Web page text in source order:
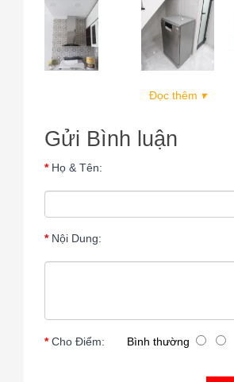
Đọc thêm ▾
Gửi Bình luận
Họ & Tên:
Nội Dung:
Cho Điểm: Bình thường